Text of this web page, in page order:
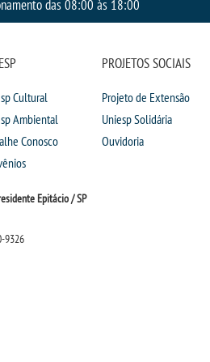
das 08:00 às 18:00
Cultural
Ambiental
Conosco
PROJETOS SOCIAIS
Projeto de Extensão
Uniesp Solidária
Ouvidoria
Epitácio / SP
9326